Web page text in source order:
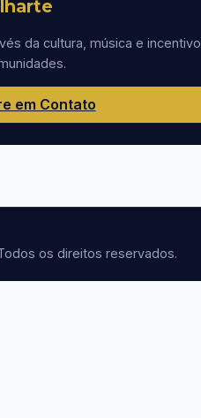
da cultura, música e
em Contato
os direitos reservados.